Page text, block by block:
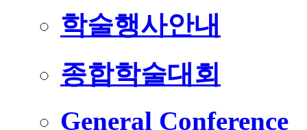
학술행사안내
종합학술대회
General Conference